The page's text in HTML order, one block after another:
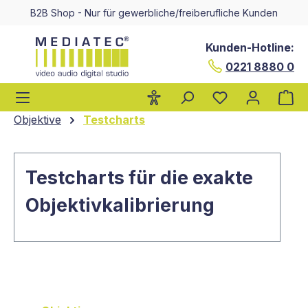
springen
B2B Shop - Nur für gewerbliche/freiberufliche Kunden
Kunden-Hotline:
0221 8880 0
Objektive
Testcharts
Testcharts für die exakte
Objektivkalibrierung